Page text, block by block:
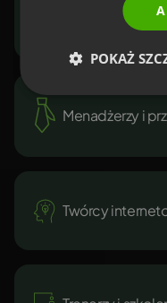
NGO i sektor
Menadżerzy i
Twórcy
POKAŻ